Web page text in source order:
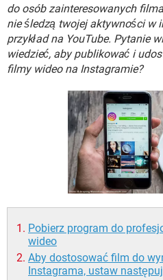
INSTAGRAM
WINDOWS 10
do osób zainteresowanych
nie śledzą twojej aktywności w
przykład na YouTube. Pytanie
wiedzieć, aby publikować i
filmy wideo na Instagramie?
Pobierz program do
wideo
Aby dostosować film do
Instagrama, ustaw